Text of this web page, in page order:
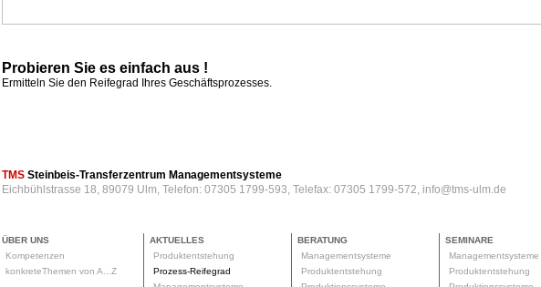
Probieren Sie es einfach aus !
Ermitteln Sie den Reifegrad Ihres Geschäftsprozesses.
TMS Steinbeis-Transferzentrum Managementsysteme
Eichbühlstrasse 18, 89079 Ulm, Telefon: 07305 1799-593, Telefax: 07305 1799-572, info@tms-ulm.de
ÜBER UNS
Kompetenzen
konkreteThemen von A...Z
AKTUELLES
Produktentstehung
Prozess-Reifegrad
BERATUNG
Managementsysteme
Produktentstehung
SEMINARE
Managementsysteme
Produktentstehung